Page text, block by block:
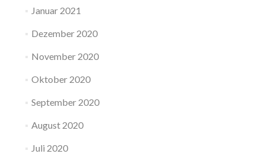
Januar 2021
Dezember 2020
November 2020
Oktober 2020
September 2020
August 2020
Juli 2020